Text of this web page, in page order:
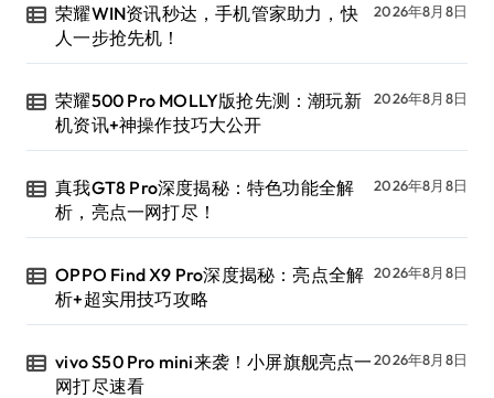
荣耀WIN资讯秒达，手机管家助力，快
人一步抢先机！
2026年8月8日
荣耀500 Pro MOLLY版抢先测：潮玩新
机资讯+神操作技巧大公开
2026年8月8日
真我GT8 Pro深度揭秘：特色功能全解
析，亮点一网打尽！
2026年8月8日
OPPO Find X9 Pro深度揭秘：亮点全解
析+超实用技巧攻略
2026年8月8日
vivo S50 Pro mini来袭！小屏旗舰亮点一
网打尽速看
2026年8月8日